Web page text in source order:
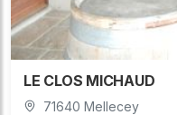
LE CLOS MICHAUD
71640 Mellecey